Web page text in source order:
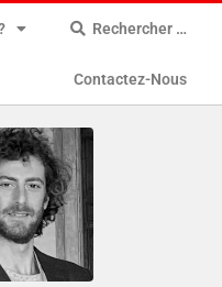
Rechercher …
Contactez-Nous